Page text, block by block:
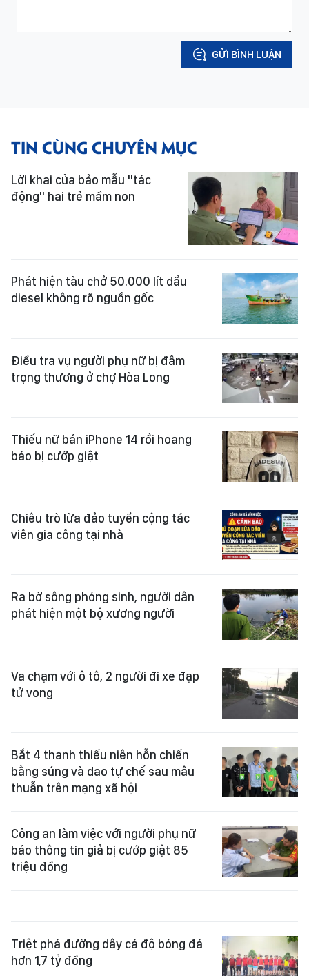
GỬI BÌNH LUẬN
TIN CÙNG CHUYÊN MỤC
Lời khai của bảo mẫu "tác
động" hai trẻ mầm non
Phát hiện tàu chở 50.000 lít dầu
diesel không rõ nguồn gốc
Điều tra vụ người phụ nữ bị đâm
trọng thương ở chợ Hòa Long
Thiếu nữ bán iPhone 14 rồi hoang
báo bị cướp giật
Chiêu trò lừa đảo tuyển cộng tác
viên gia công tại nhà
Ra bờ sông phóng sinh, người dân
phát hiện một bộ xương người
Va chạm với ô tô, 2 người đi xe đạp
tử vong
Bắt 4 thanh thiếu niên hỗn chiến
bằng súng và dao tự chế sau mâu
thuẫn trên mạng xã hội
Công an làm việc với người phụ nữ
báo thông tin giả bị cướp giật 85
triệu đồng
Triệt phá đường dây cá độ bóng đá
hơn 1,7 tỷ đồng